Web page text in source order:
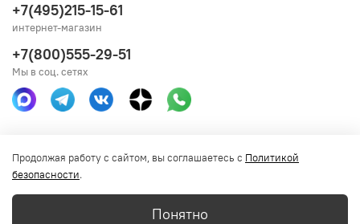
Получить консультацию
+7(495)215-15-61
интернет-магазин
+7(800)555-29-51
Мы в соц. сетях
Продолжая работу с сайтом, вы соглашаетесь с Политикой
безопасности.
Понятно